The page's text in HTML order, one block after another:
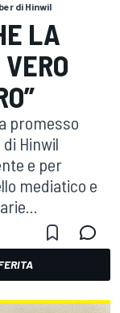
di Hinwil
LA
promesso
Hinwil
e per
mediatico e